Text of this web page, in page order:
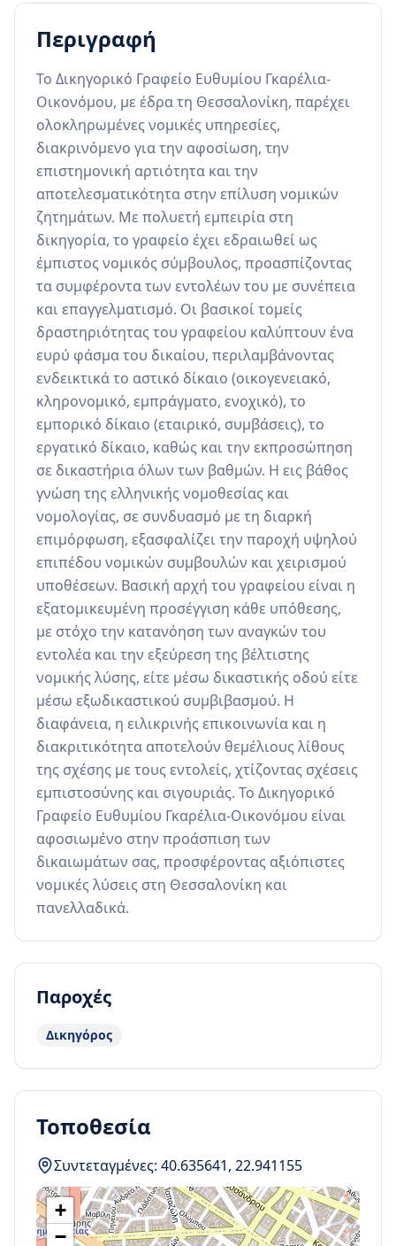
Περιγραφή
Το Δικηγορικό Γραφείο Ευθυμίου Γκαρέλια-
Οικονόμου, με έδρα τη Θεσσαλονίκη, παρέχει
ολοκληρωμένες νομικές υπηρεσίες,
διακρινόμενο για την αφοσίωση, την
επιστημονική αρτιότητα και την
αποτελεσματικότητα στην επίλυση νομικών
ζητημάτων. Με πολυετή εμπειρία στη
δικηγορία, το γραφείο έχει εδραιωθεί ως
έμπιστος νομικός σύμβουλος, προασπίζοντας
τα συμφέροντα των εντολέων του με συνέπεια
και επαγγελματισμό. Οι βασικοί τομείς
δραστηριότητας του γραφείου καλύπτουν ένα
ευρύ φάσμα του δικαίου, περιλαμβάνοντας
ενδεικτικά το αστικό δίκαιο (οικογενειακό,
κληρονομικό, εμπράγματο, ενοχικό), το
εμπορικό δίκαιο (εταιρικό, συμβάσεις), το
εργατικό δίκαιο, καθώς και την εκπροσώπηση
σε δικαστήρια όλων των βαθμών. Η εις βάθος
γνώση της ελληνικής νομοθεσίας και
νομολογίας, σε συνδυασμό με τη διαρκή
επιμόρφωση, εξασφαλίζει την παροχή υψηλού
επιπέδου νομικών συμβουλών και χειρισμού
υποθέσεων. Βασική αρχή του γραφείου είναι η
εξατομικευμένη προσέγγιση κάθε υπόθεσης,
με στόχο την κατανόηση των αναγκών του
εντολέα και την εξεύρεση της βέλτιστης
νομικής λύσης, είτε μέσω δικαστικής οδού είτε
μέσω εξωδικαστικού συμβιβασμού. Η
διαφάνεια, η ειλικρινής επικοινωνία και η
διακριτικότητα αποτελούν θεμέλιους λίθους
της σχέσης με τους εντολείς, χτίζοντας σχέσεις
εμπιστοσύνης και σιγουριάς. Το Δικηγορικό
Γραφείο Ευθυμίου Γκαρέλια-Οικονόμου είναι
αφοσιωμένο στην προάσπιση των
δικαιωμάτων σας, προσφέροντας αξιόπιστες
νομικές λύσεις στη Θεσσαλονίκη και
πανελλαδικά.
Παροχές
Δικηγόρος
Τοποθεσία
Συντεταγμένες: 40.635641, 22.941155
+
−